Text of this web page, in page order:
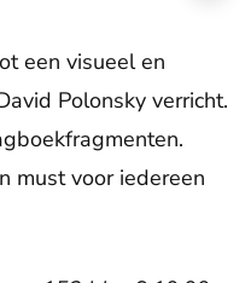
een visueel en
Polonsky verricht.
must voor iedereen